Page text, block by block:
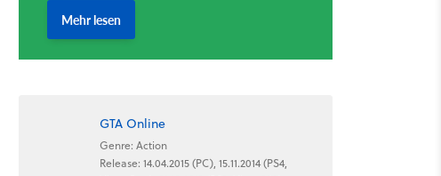
GTA Online
Genre: Action
Release: 14.04.2015 (PC), 15.11.2014 (PS4,